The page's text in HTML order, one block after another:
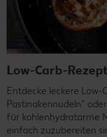
Low-Carb-
Entdecke leckere Low-
Pastinakennudeln"
für kohlenhydratarme
einfach zuzubereiten